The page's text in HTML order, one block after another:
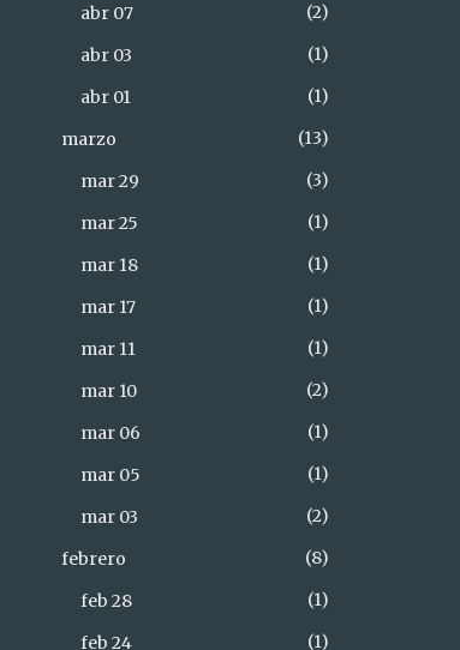
abr 07
2
abr 03
1
abr 01
1
marzo
13
mar 29
3
mar 25
1
mar 18
1
mar 17
1
mar 11
1
mar 10
2
mar 06
1
mar 05
1
mar 03
2
febrero
8
feb 28
1
feb 24
1